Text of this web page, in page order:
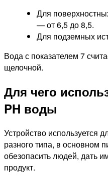
Для
— от 6,5 до 8,5.
Для подземных
Вода с показателем 7
щелочной.
Для чего
PH воды
Устройство используется
разного типа, в основном
обезопасить людей, дать
продукт.